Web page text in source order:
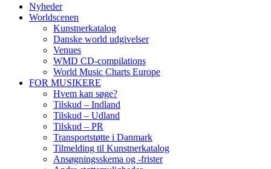
Nyheder
Worldscenen
Kunstnerkatalog
Danske world udgivelser
Venues
WMD CD-compilations
World Music Charts Europe
FOR MUSIKERE
Hvem kan søge?
Tilskud – Indland
Tilskud – Udland
Tilskud – PR
Transportstøtte i Danmark
Tilmelding til Kunstnerkatalog
Ansøgningsskema og -frister